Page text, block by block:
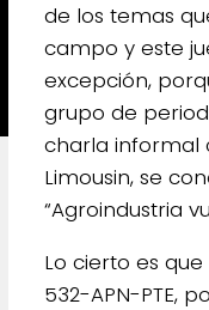
de los temas
campo y este
excepción,
grupo de
charla informal
Limousin, se
“Agroindustria
Lo cierto es
532-APN-PTE,